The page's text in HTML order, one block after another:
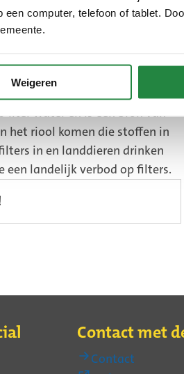
computer, telefoon of tablet.
Weigeren
water en is een bron van
het riool komen die stoffen in
in en landdieren drinken
een landelijk verbod op filters.
(Externe
Contact met
Contact